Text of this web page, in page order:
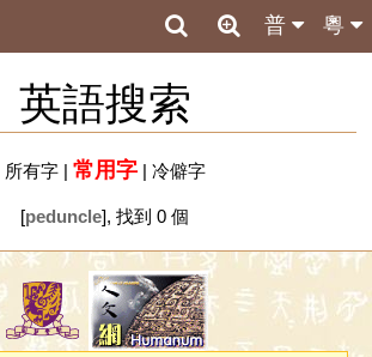
粵
普
英語搜索
所有字| 常用字| 冷僻字
[peduncle], 找到 0 個